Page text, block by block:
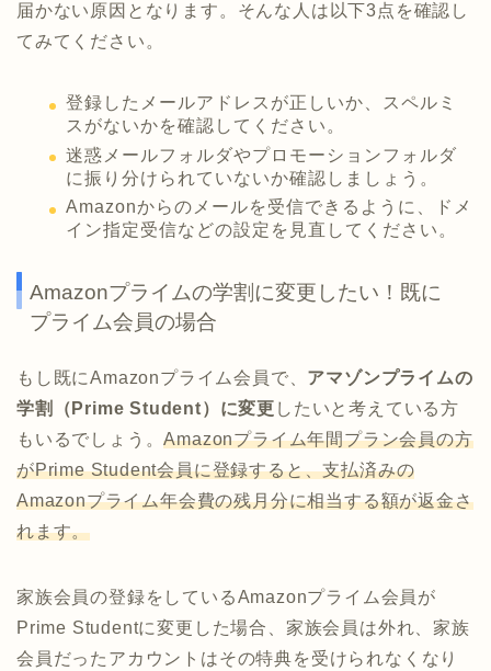
届かない原因となります。そんな人は以下3点を確認し
てみてください。
登録したメールアドレスが正しいか、スペルミ
スがないかを確認してください。
迷惑メールフォルダやプロモーションフォルダ
に振り分けられていないか確認しましょう。
Amazonからのメールを受信できるように、ドメ
イン指定受信などの設定を見直してください。
Amazonプライムの学割に変更したい！既に
プライム会員の場合
もし既にAmazonプライム会員で、 アマゾンプライムの
学割（Prime Student）に変更 したいと考えている方
もいるでしょう。Amazonプライム年間プラン会員の方
がPrime Student会員に登録すると、支払済みの
Amazonプライム年会費の残月分に相当する額が返金さ
れます。
家族会員の登録をしているAmazonプライム会員が
Prime Studentに変更した場合、家族会員は外れ、家族
会員だったアカウントはその特典を受けられなくなり